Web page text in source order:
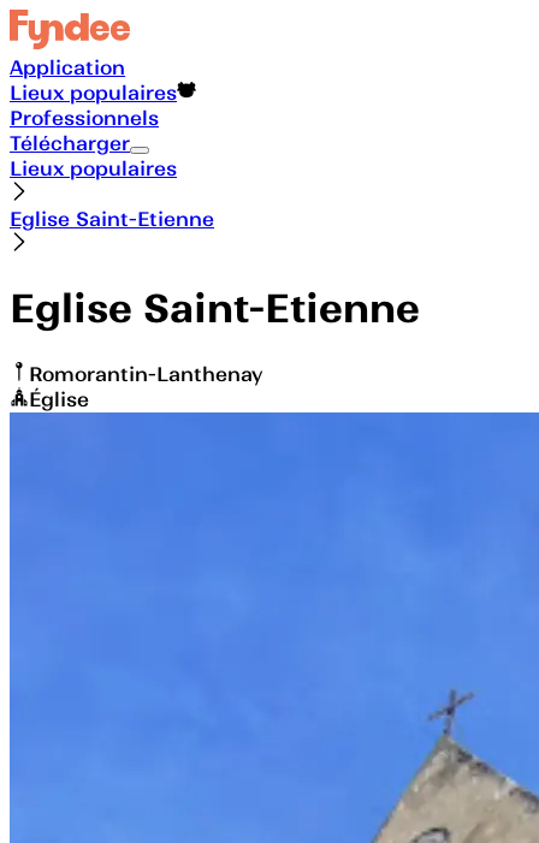
Application
Lieux populaires
Professionnels
Télécharger
Lieux populaires
Eglise Saint-Etienne
Eglise Saint-Etienne
Romorantin-Lanthenay
Église